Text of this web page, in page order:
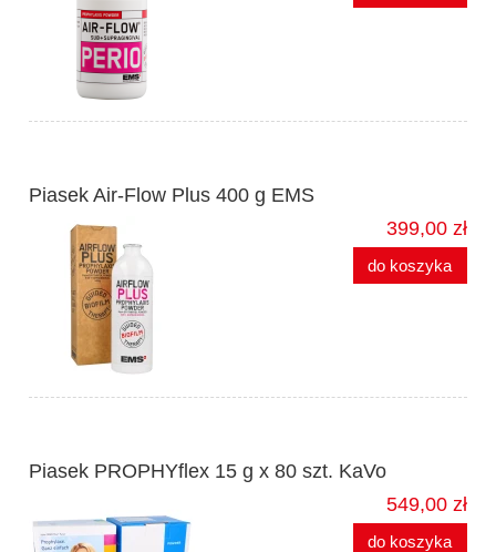
Piasek Air-Flow Plus 400 g EMS
399,00 zł
do koszyka
Piasek PROPHYflex 15 g x 80 szt. KaVo
549,00 zł
do koszyka